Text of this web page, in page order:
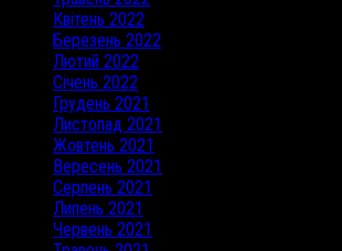
Квітень 2022
Березень 2022
Лютий 2022
Січень 2022
Грудень 2021
Листопад 2021
Жовтень 2021
Вересень 2021
Серпень 2021
Липень 2021
Червень 2021